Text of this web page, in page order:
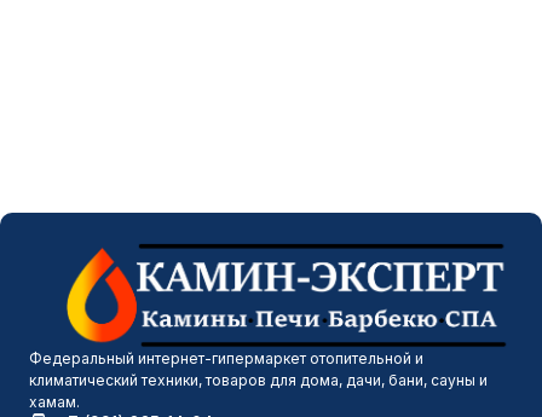
Федеральный интернет-гипермаркет отопительной и
климатический техники, товаров для дома, дачи, бани, сауны и
хамам.